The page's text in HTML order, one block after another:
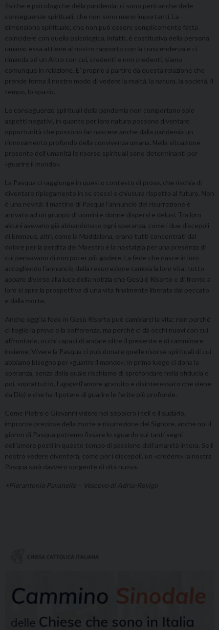
fisiche e psicologiche della pandemia: ci sono però anche delle
conseguenze spirituali, che non sono meno importanti. La
dimensione spirituale, che non può essere semplicemente fatta
coincidere con quella psicologica, infatti, è costitutiva della persona
umana: essa attiene al nostro rapporto con la trascendenza e ci
rimanda ad un Altro con cui, credenti e non credenti, siamo
comunque in relazione. E’ proprio a partire da questa relazione che
prende forma il nostro modo di vedere la realtà, la natura, la società, il
tempo, lo spazio.
Le conseguenze spirituali della pandemia non comportano solo
aspetti negativi, in quanto per loro natura possono diventare
opportunità che possono far nascere anche dalla pandemia un
rinnovamento profondo della convivenza umana. Nella situazione
presente dell’umanità le risorse spirituali sono determinanti per
«guarire il mondo».
La Pasqua ci raggiunge in questo contesto di prova, che rischia di
diventare ripiegamento in se stessi e chiusura rispetto al futuro. Non
è una novità: il mattino di Pasqua l’annuncio del risurrezione è
arrivato ad un gruppo di uomini e donne dispersi e delusi. Tra loro
alcuni avevano già abbandonato ogni speranza, come i due discepoli
di Emmaus, altri, come la Maddalena, erano tutti concentrati dal
dolore per la perdita del Maestro e la nostalgia per una presenza di
cui pensavano di non poter più godere. La fede che nasce in loro
accogliendo l’annuncio della resurrezione cambia la loro vita: tutto
appare diverso alla luce della notizia che Gesù è Risorto e di fronte a
loro si apre la prospettiva di una vita finalmente liberata dal peccato
e dalla morte.
Anche oggi la fede in Gesù Risorto può cambiarci la vita: non perché
ci toglie la prova e la sofferenza, ma perché ci dà occhi nuovi con cui
affrontarle, occhi capaci di andare oltre il presente e di camminare
insieme. Vivere la Pasqua ci può donare quelle risorse spirituali di cui
abbiamo bisogno per «guarire il mondo»: in primo luogo ci dona la
speranza, senza della quale rischiamo di sprofondare nella sfiducia e
poi, soprattutto, l’agape(l’amore gratuito e disinteressato che viene
da Dio) e che ha il potere di guarire le ferite più profonde.
Come Pietro e Giovanni videro nel sepolcro i teli e il sudario,
impronte preziose della morte e risurrezione del Signore, anche noi il
giorno di Pasqua potremo fissare lo sguardo sui tanti segni
dell’amore posti in questo tempo di passione dell’umanità intera. Se il
nostro vedere diventerà, come per i discepoli, un «credere» la nostra
Pasqua sarà davvero sorgente di vita nuova.
+Pierantonio Pavanello – Vescovo di Adria-Rovigo